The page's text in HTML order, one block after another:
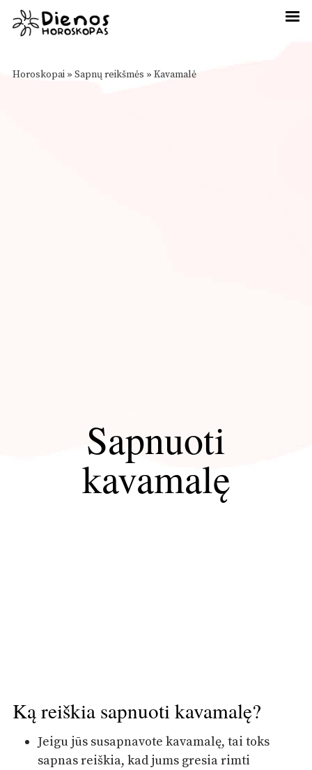
Horoskopai » Sapnų reikšmės » Kavamalė
Sapnuoti
kavamalę
Ką reiškia sapnuoti kavamalę?
Jeigu jūs susapnavote kavamalę, tai toks
sapnas reiškia, kad jums gresia rimti